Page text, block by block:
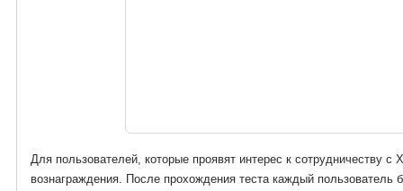
Для пользователей, которые проявят интерес к сотрудничеству
вознаграждения. После прохождения теста каждый пользователь